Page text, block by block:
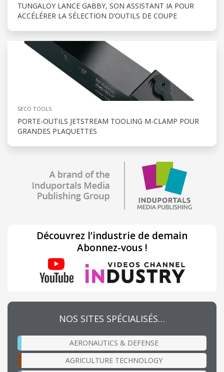
TUNGALOY LANCE GABBY, SON ASSISTANT IA POUR
ACCÉLÉRER LA SÉLECTION D’OUTILS DE COUPE
SECO TOOLS
PORTE-OUTILS JETSTREAM TOOLING M-CLAMP POUR
GRANDES PLAQUETTES
Découvrez l’industrie de demain
Abonnez-vous !
NOS SITES SPÉCIALISÉS…
AERONAUTICS & DEFENSE
AGRICULTURE TECHNOLOGY